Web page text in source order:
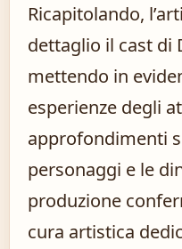
Ricapitolando,
dettaglio il cast di
mettendo in
esperienze degli
approfondimenti
personaggi e le
produzione
cura artistica